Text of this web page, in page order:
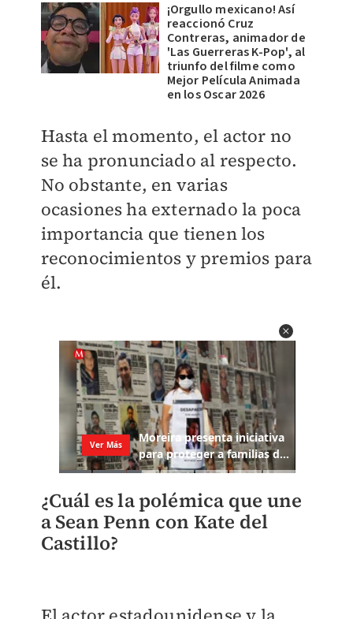
¡Orgullo mexicano! Así
reaccionó Cruz
Contreras, animador de
'Las Guerreras K-Pop', al
triunfo del filme como
Mejor Película Animada
en los Oscar 2026
Hasta el momento, el actor no
se ha pronunciado al respecto.
No obstante, en varias
ocasiones ha externado la poca
importancia que tienen los
reconocimientos y premios para
él.
​¿Cuál es la polémica que une
a Sean Penn con Kate del
Castillo?